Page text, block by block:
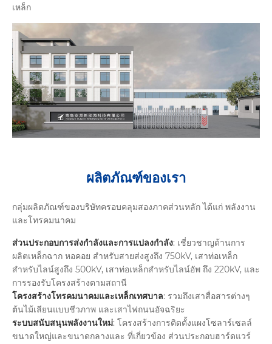
เหล็ก
ผลิตภัณฑ์ของเรา
กลุ่มผลิตภัณฑ์ของบริษัทครอบคลุมสองภาคส่วนหลัก ได้แก่ พลังงาน
และโทรคมนาคม
ส่วนประกอบการส่งกำลังและการแปลงกำลัง: เชี่ยวชาญด้านการ
ผลิตเหล็กฉาก หอคอย สำหรับสายส่งสูงถึง 750kV, เสาท่อเหล็ก
สำหรับไลน์สูงถึง 500kV, เสาท่อเหล็กสำหรับไลน์อัพ ถึง 220kV, และ
การรองรับโครงสร้างตามสถานี
โครงสร้างโทรคมนาคมและเหล็กเทศบาล: รวมถึงเสาสื่อสารต่างๆ
ต้นไม้เลียนแบบชีวภาพ และเสาไฟถนนอัจฉริยะ
ระบบสนับสนุนพลังงานใหม่: โครงสร้างการติดตั้งแผงโซลาร์เซลล์
ขนาดใหญ่และขนาดกลางและ ที่เกี่ยวข้อง ส่วนประกอบฮาร์ดแวร์